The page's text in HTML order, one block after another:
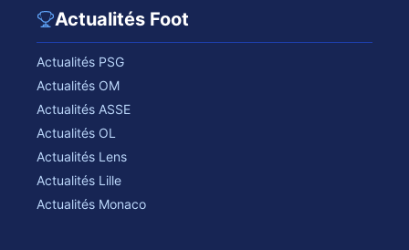
Actualités Foot
Actualités PSG
Actualités OM
Actualités ASSE
Actualités OL
Actualités Lens
Actualités Lille
Actualités Monaco